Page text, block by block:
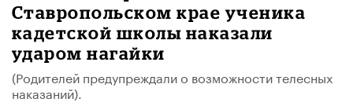
Ставропольском крае ученика
кадетской школы наказали
ударом нагайки
(Родителей предупреждали о возможности телесных
наказаний).